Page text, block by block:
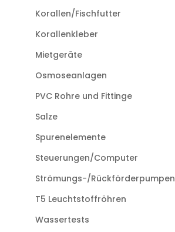
Korallen/Fischfutter
Korallenkleber
Mietgeräte
Osmoseanlagen
PVC Rohre und Fittinge
Salze
Spurenelemente
Steuerungen/Computer
Strömungs-/Rückförderpumpen
T5 Leuchtstoffröhren
Wassertests